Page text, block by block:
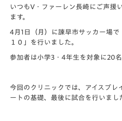
いつもV・ファーレン長崎にご声援
ます。
4月1日（月）に諫早市サッカー場
１０」を行いました。
参加者は小学3・4年生を対象に20名
今回のクリニックでは、アイスブレ
ートの基礎、最後に試合を行いまし